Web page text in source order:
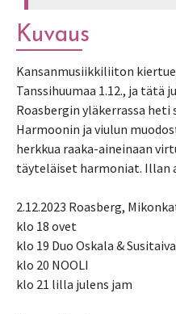
Kuvaus
Kansanmusiikkiliiton
Tanssihuumaa 1.12., ja tätä
Roasbergin yläkerrassa heti
Harmoonin ja viulun
herkkua raaka-aineinaan
täyteläiset harmoniat. Illan
2.12.2023 Roasberg,
klo 18 ovet
klo 19 Duo Oskala &
klo 20 NOOLI
klo 21 lilla julens jam